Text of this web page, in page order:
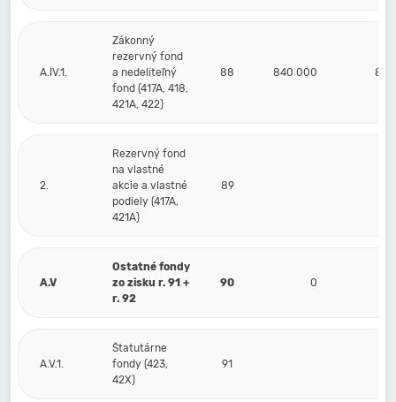
A.IV.1.
Zákonný
rezervný fond
a nedeliteľný
fond (417A, 418,
421A, 422)
88 840 000
2.
Rezervný fond
na vlastné
akcie a vlastné
podiely (417A,
421A)
89
A.V
Ostatné fondy
zo zisku r. 91 +
r. 92
90 0
A.V.1.
Štatutárne
fondy (423,
42X)
91